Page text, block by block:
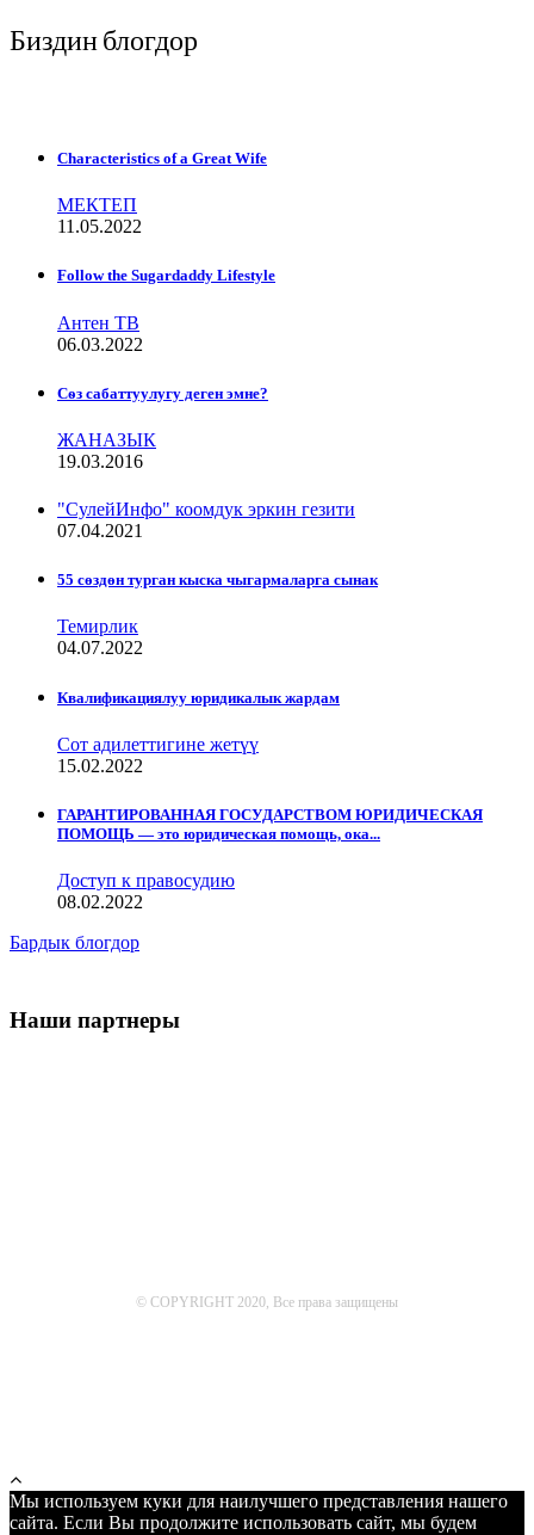
Биздин блогдор
Characteristics of a Great Wife
МЕКТЕП
11.05.2022
Follow the Sugardaddy Lifestyle
Антен ТВ
06.03.2022
Сѳз сабаттуулугу деген эмне?
ЖАНАЗЫК
19.03.2016
"СулейИнфо" коомдук эркин гезити
07.04.2021
55 сөздөн турган кыска чыгармаларга сынак
Темирлик
04.07.2022
Квалификациялуу юридикалык жардам
Сот адилеттигине жетүү
15.02.2022
ГАРАНТИРОВАННАЯ ГОСУДАРСТВОМ ЮРИДИЧЕСКАЯ
ПОМОЩЬ — это юридическая помощь, ока...
Доступ к правосудию
08.02.2022
Бардык блогдор
Наши партнеры
© COPYRIGHT 2020, Все права защищены
Мы используем куки для наилучшего представления нашего
сайта. Если Вы продолжите использовать сайт, мы будем